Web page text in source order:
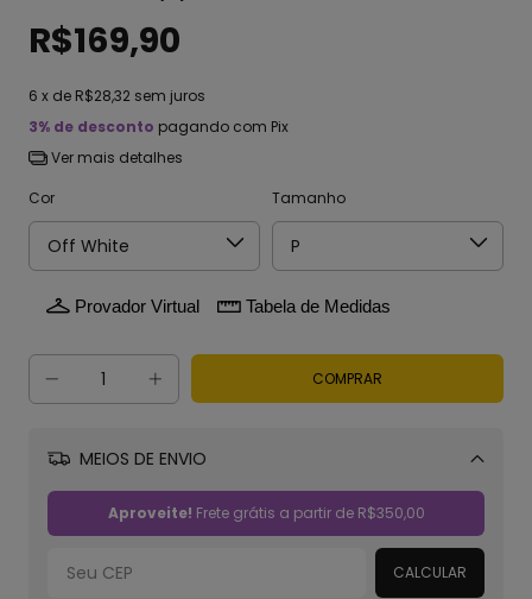
R$169,90
6 x de R$28,32 sem juros
3% de desconto pagando com Pix
Ver mais detalhes
Cor
Tamanho
Provador Virtual Tabela de Medidas
MEIOS DE ENVIO
Aproveite! Frete grátis a partir de R$350,00
CALCULAR